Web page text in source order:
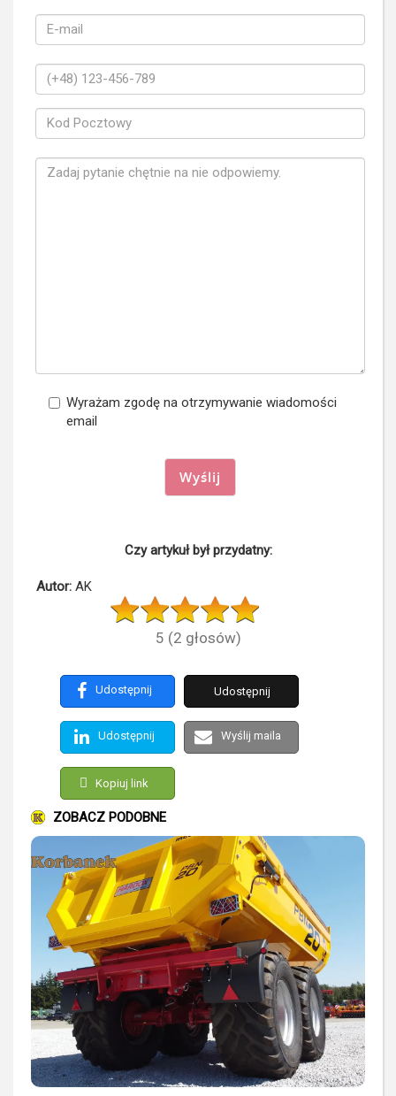
Wyrażam zgodę na otrzymywanie wiadomości
email
Wyślij
Czy artykuł był przydatny:
Autor: AK
5 (2 głosów)
Udostępnij Udostępnij
Udostępnij Wyślij maila
Kopiuj link
ZOBACZ PODOBNE